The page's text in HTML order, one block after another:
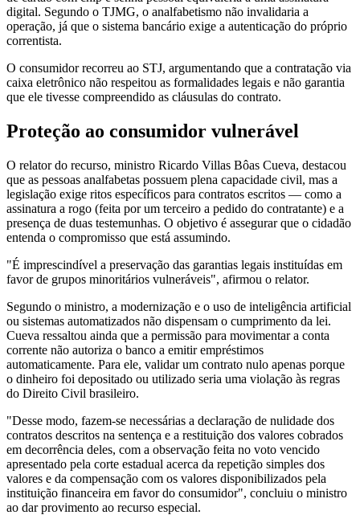
digital. Segundo o TJMG, o analfabetismo não invalidaria a
operação, já que o sistema bancário exige a autenticação do próprio
correntista.
O consumidor recorreu ao STJ, argumentando que a contratação via
caixa eletrônico não respeitou as formalidades legais e não garantia
que ele tivesse compreendido as cláusulas do contrato.
Proteção ao consumidor vulnerável
O relator do recurso, ministro Ricardo Villas Bôas Cueva, destacou
que as pessoas analfabetas possuem plena capacidade civil, mas a
legislação exige ritos específicos para contratos escritos — como a
assinatura a rogo (feita por um terceiro a pedido do contratante) e a
presença de duas testemunhas. O objetivo é assegurar que o cidadão
entenda o compromisso que está assumindo.
"É imprescindível a preservação das garantias legais instituídas em
favor de grupos minoritários vulneráveis", afirmou o relator.
Segundo o ministro, a modernização e o uso de inteligência artificial
ou sistemas automatizados não dispensam o cumprimento da lei.
Cueva ressaltou ainda que a permissão para movimentar a conta
corrente não autoriza o banco a emitir empréstimos
automaticamente. Para ele, validar um contrato nulo apenas porque
o dinheiro foi depositado ou utilizado seria uma violação às regras
do Direito Civil brasileiro.
"Desse modo, fazem-se necessárias a declaração de nulidade dos
contratos descritos na sentença e a restituição dos valores cobrados
em decorrência deles, com a observação feita no voto vencido
apresentado pela corte estadual acerca da repetição simples dos
valores e da compensação com os valores disponibilizados pela
instituição financeira em favor do consumidor", concluiu o ministro
ao dar provimento ao recurso especial.